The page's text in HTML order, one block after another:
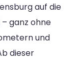
auf die
ganz ohne
und
dieser